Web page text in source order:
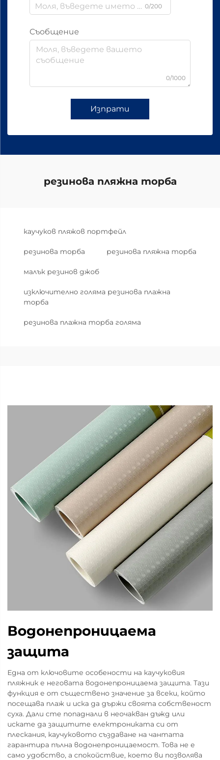
0/200
Съобщение
0/1000
Изпрати
резинова пляжна торба
каучуков пляжов портфейл
резинова торба резинова пляжна торба
малък резинов джоб
изключително голяма резинова плажна
торба
резинова плажна торба голяма
Водонепроницаема
защита
Една от ключовите особености на каучуковия
пляжник е неговата водонепроницаема защита. Тази
функция е от съществено значение за всеки, който
посещава плаж и иска да държи своята собственост
суха. Дали сте попаднали в неочакван дъжд или
искате да защитите електрониката си от
плескания, каучуковото създаване на чантата
гарантира пълна водонепроницаемост. Това не е
само удобство, а спокойствие, което ви позволява